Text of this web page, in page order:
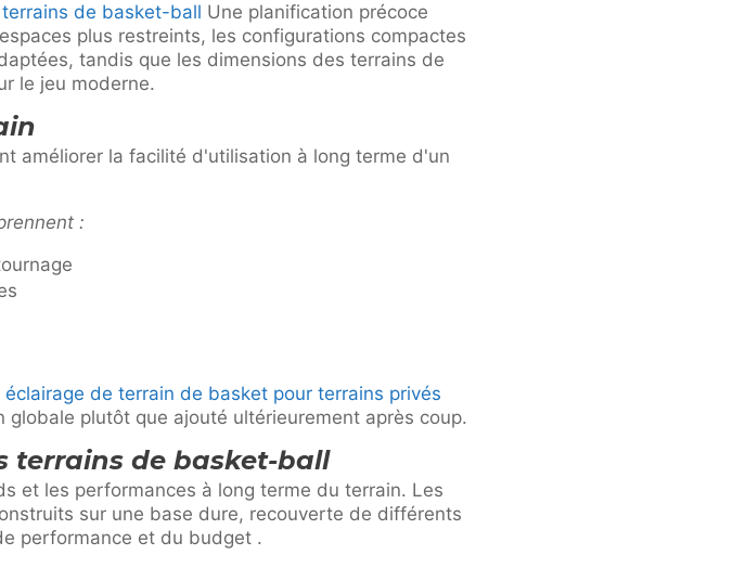
de basket-ball Une planification précoce
plus restreints, les configurations compactes
tandis que les dimensions des terrains de
le jeu moderne.
améliorer la facilité d'utilisation à long terme d'un
:
éclairage de terrain de basket pour terrains privés
plutôt que ajouté ultérieurement après coup.
terrains de basket-ball
et les performances à long terme du terrain. Les
sur une base dure, recouverte de différents
performance et du budget .